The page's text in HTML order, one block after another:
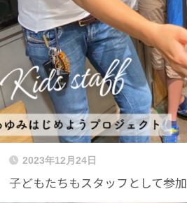
2023年12月24日
子どもたちもスタッフとして参加